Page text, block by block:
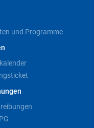
und Programme